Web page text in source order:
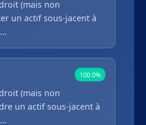
(mais non
un actif sous-jacent à
100.0%
(mais non
un actif sous-jacent à